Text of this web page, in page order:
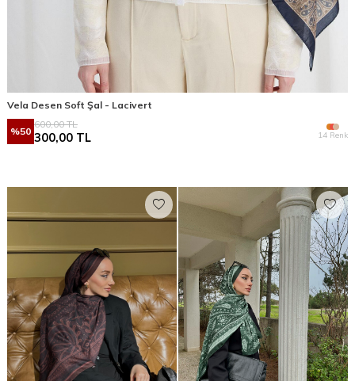
Vela Desen Soft Şal - Lacivert
%50
600,00TL
300,00 TL 14 Renk